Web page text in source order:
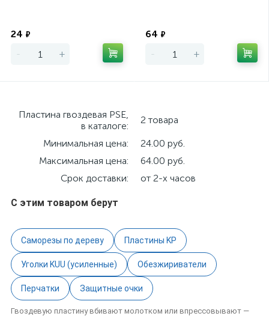
24 ₽
- +
64 ₽
- +
Пластина гвоздевая PSE,
в каталоге:
2 товара
Минимальная цена:
24.00 руб.
Максимальная цена:
64.00 руб.
Срок доставки:
от 2-х часов
С этим товаром берут
Саморезы по дереву Пластины KP
Уголки KUU (усиленные) Обезжириватели
Перчатки Защитные очки
Гвоздевую пластину вбивают молотком или впрессовывают —